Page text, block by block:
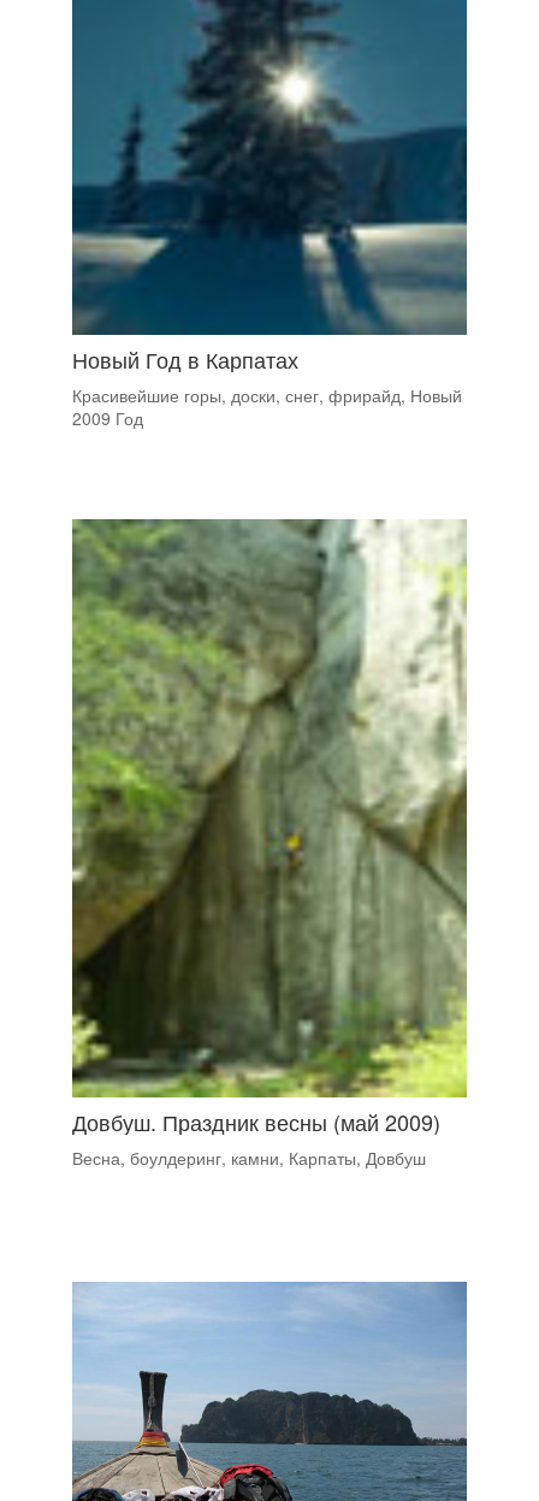
Новый Год в Карпатах
Красивейшие горы, доски, снег, фрирайд, Новый
2009 Год
Довбуш. Праздник весны (май 2009)
Весна, боулдеринг, камни, Карпаты, Довбуш